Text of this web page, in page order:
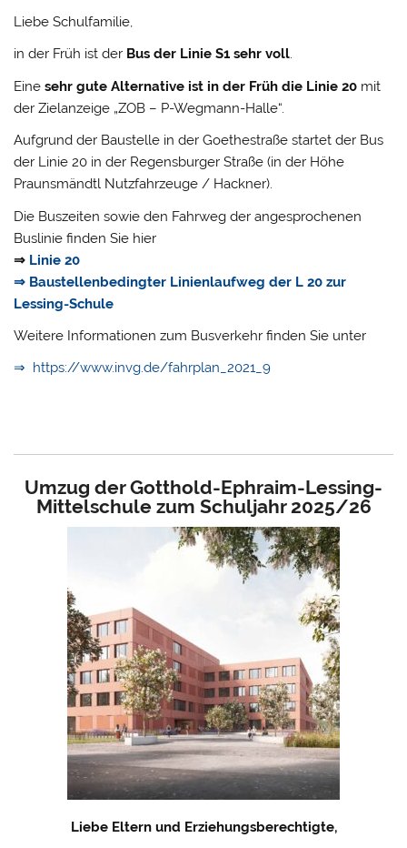
Liebe Schulfamilie,
in der Früh ist der Bus der Linie S1 sehr voll.
Einesehr gute Alternative ist in der Früh die Linie 20 mit
der Zielanzeige „ZOB – P-Wegmann-Halle“.
Aufgrund der Baustelle in der Goethestraße startet der Bus
der Linie 20 in der Regensburger Straße (in der Höhe
Praunsmändtl Nutzfahrzeuge / Hackner).
Die Buszeiten sowie den Fahrweg der angesprochenen
Buslinie finden Sie hier
⇒ Linie 20
⇒ Baustellenbedingter Linienlaufweg der L 20 zur
Lessing-Schule
Weitere Informationen zum Busverkehr finden Sie unter
⇒ https://www.invg.de/fahrplan_2021_9
Umzug der Gotthold-Ephraim-Lessing-
Mittelschule zum Schuljahr 2025/26
Liebe Eltern und Erziehungsberechtigte,